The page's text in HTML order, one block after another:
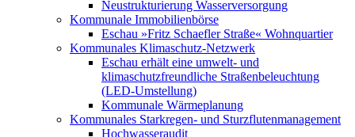
Neustrukturierung Wasserversorgung
Kommunale Immobilienbörse
Eschau »Fritz Schaefler Straße« Wohnquartier
Kommunales Klimaschutz-Netzwerk
Eschau erhält eine umwelt- und
klimaschutzfreundliche Straßenbeleuchtung
(LED-Umstellung)
Kommunale Wärmeplanung
Kommunales Starkregen- und Sturzflutenmanagement
Hochwasseraudit